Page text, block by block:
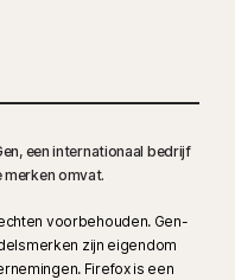
een internationaal bedrijf
omvat.
voorbehouden. Gen-
zijn eigendom
Firefox is een